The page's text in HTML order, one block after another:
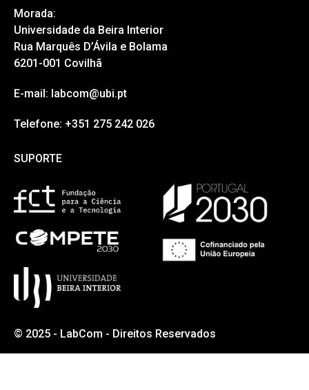
Morada:
Universidade da Beira Interior
Rua Marquês D’Ávila e Bolama
6201-001 Covilhã
E-mail: labcom@ubi.pt
Telefone: +351 275 242 026
SUPORTE
© 2025 - LabCom - Direitos Reservados